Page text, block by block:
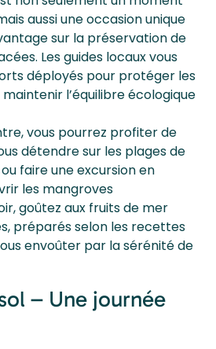
aussi une occasion unique
sur la préservation de
Les guides locaux vous
déployés pour protéger les
l’équilibre écologique
vous pourrez profiter de
détendre sur les plages de
faire une excursion en
les mangroves
goûtez aux fruits de mer
préparés selon les recettes
envoûter par la sérénité de
– Une journée